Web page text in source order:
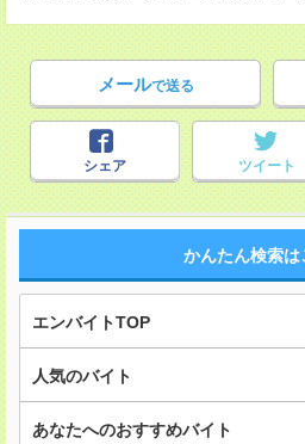
メールで送る
シェア ツイート
かんたん検索は
エンバイトTOP
人気のバイト
あなたへのおすすめバイト